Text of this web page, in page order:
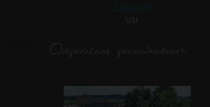
Zalabér
Vár
Odporúčané pozoruhodnosti